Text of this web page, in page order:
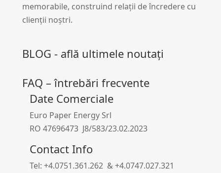
memorabile, construind relații de încredere cu
clienții noștri.
BLOG - află ultimele noutați
FAQ – întrebări frecvente
Date Comerciale
Euro Paper Energy Srl
RO 47696473 J8/583/23.02.2023
Contact Info
Tel: +4.0751.361.262 & +4.0747.027.321